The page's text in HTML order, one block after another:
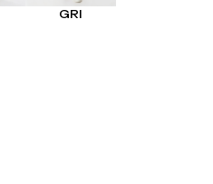
GRI